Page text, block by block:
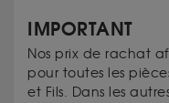
IMPORTANT
Nos prix de rachat
pour toutes les
et Fils. Dans les